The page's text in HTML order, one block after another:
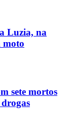
Luzia, na
moto
sete mortos